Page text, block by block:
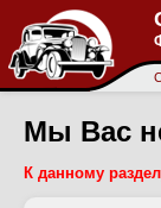
Мы Вас
К данному